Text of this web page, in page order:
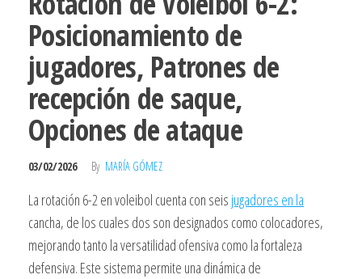
Posicionamiento de
jugadores, Patrones de
recepción de saque,
Opciones de ataque
03/02/2026 By MARÍA GÓMEZ
La rotación 6-2 en voleibol cuenta con seis jugadores en la
cancha, de los cuales dos son designados como colocadores,
mejorando tanto la versatilidad ofensiva como la fortaleza
defensiva. Este sistema permite una dinámica de